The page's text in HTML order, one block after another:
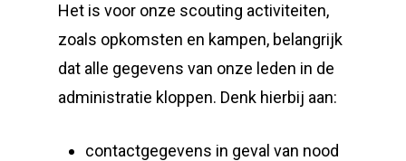
Het is voor onze scouting activiteiten,
zoals opkomsten en kampen, belangrijk
dat alle gegevens van onze leden in de
administratie kloppen. Denk hierbij aan:
contactgegevens in geval van nood